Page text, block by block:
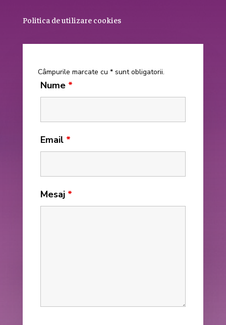
Politica de utilizare cookies
Câmpurile marcate cu * sunt obligatorii.
Nume *
Email *
Mesaj *